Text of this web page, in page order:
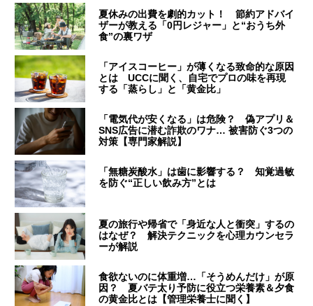
夏休みの出費を劇的カット！ 節約アドバイ
ザーが教える「0円レジャー」と“おうち外
食”の裏ワザ
「アイスコーヒー」が薄くなる致命的な原因
とは UCCに聞く、自宅でプロの味を再現
する「蒸らし」と「黄金比」
「電気代が安くなる」は危険？ 偽アプリ＆
SNS広告に潜む詐欺のワナ… 被害防ぐ3つの
対策【専門家解説】
「無糖炭酸水」は歯に影響する？ 知覚過敏
を防ぐ“正しい飲み方”とは
夏の旅行や帰省で「身近な人と衝突」するの
はなぜ？ 解決テクニックを心理カウンセラ
ーが解説
食欲ないのに体重増…「そうめんだけ」が原
因？ 夏バテ太り予防に役立つ栄養素＆夕食
の黄金比とは【管理栄養士に聞く】